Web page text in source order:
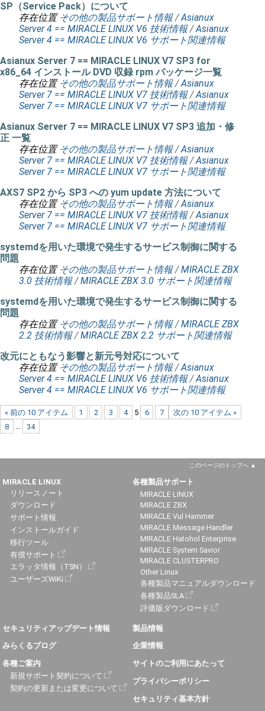
SP（Service Pack）について
存在位置 その他の製品サポート情報 /Asianux
Server 4 == MIRACLE LINUX V6 技術情報 /Asianux
Server 4 == MIRACLE LINUX V6 サポート関連情報
Asianux Server 7 == MIRACLE LINUX V7 SP3 for
x86_64 インストール DVD 収録 rpm パッケージ一覧
存在位置 その他の製品サポート情報 /Asianux
Server 7 == MIRACLE LINUX V7 技術情報 /Asianux
Server 7 == MIRACLE LINUX V7 サポート関連情報
Asianux Server 7 == MIRACLE LINUX V7 SP3 追加・修
正 一覧
存在位置 その他の製品サポート情報 /Asianux
Server 7 == MIRACLE LINUX V7 技術情報 /Asianux
Server 7 == MIRACLE LINUX V7 サポート関連情報
AXS7 SP2 から SP3 への yum update 方法について
存在位置 その他の製品サポート情報 /Asianux
Server 7 == MIRACLE LINUX V7 技術情報 /Asianux
Server 7 == MIRACLE LINUX V7 サポート関連情報
systemdを用いた環境で発生するサービス制御に関する
問題
存在位置 その他の製品サポート情報 /MIRACLE ZBX
3.0 技術情報 /MIRACLE ZBX 3.0 サポート関連情報
systemdを用いた環境で発生するサービス制御に関する
問題
存在位置 その他の製品サポート情報 /MIRACLE ZBX
2.2 技術情報 /MIRACLE ZBX 2.2 サポート関連情報
改元にともなう影響と新元号対応について
存在位置 その他の製品サポート情報 /Asianux
Server 4 == MIRACLE LINUX V6 技術情報 /Asianux
Server 4 == MIRACLE LINUX V6 サポート関連情報
« 前の 10 アイテム 次の 10 アイテム »
1 2 3 4 5 6
7
8
... 34
このページのトップへ
MIRACLE LINUX
リリースノート
ダウンロード
サポート情報
インストールガイド
移行ツール
有償サポート
エラッタ情報（TSN）
ユーザーズWiKi
各種製品サポート
MIRACLE LINUX
MIRACLE ZBX
MIRACLE Vul Hammer
MIRACLE Message Handler
MIRACLE Hatohol Enterprise
MIRACLE System Savior
MIRACLE CLUSTERPRO
Other Linux
各種製品マニュアルダウンロード
各種製品SLA
評価版ダウンロード
セキュリティアップデート情報
みらくるブログ
各種ご案内
新規サポート契約について
契約の更新または変更について
製品情報
企業情報
サイトのご利用にあたって
プライバシーポリシー
セキュリティ基本方針